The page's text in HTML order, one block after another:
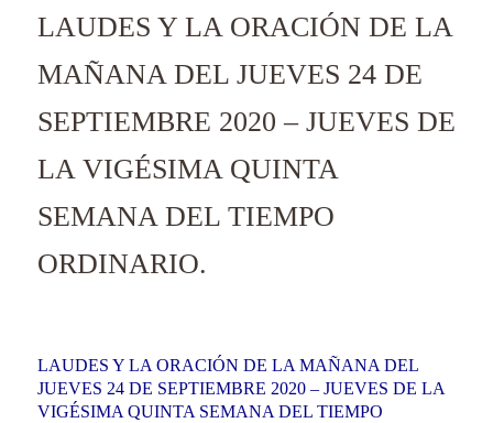
LAUDES Y LA ORACIÓN DE LA
MAÑANA DEL JUEVES 24 DE
SEPTIEMBRE 2020 – JUEVES DE
LA VIGÉSIMA QUINTA
SEMANA DEL TIEMPO
ORDINARIO.
LAUDES Y LA ORACIÓN DE LA MAÑANA DEL
JUEVES 24 DE SEPTIEMBRE 2020 – JUEVES DE LA
VIGÉSIMA QUINTA SEMANA DEL TIEMPO